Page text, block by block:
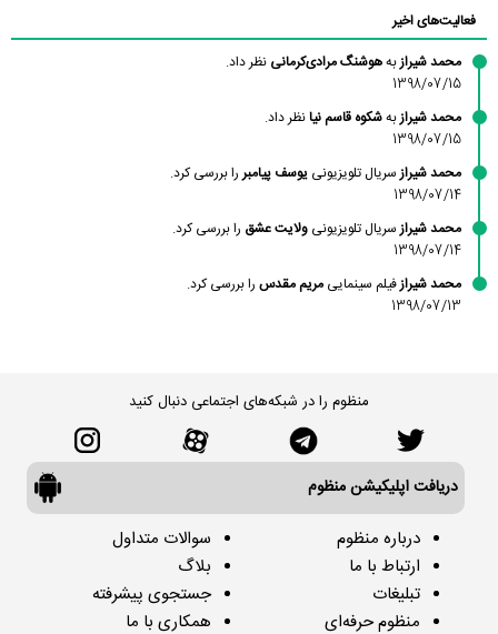
فعالیت‌های اخیر
محمد شیرازبههوشنگ مرادی‌کرمانی نظر داد.
1398/07/15
محمد شیرازبهشکوه قاسم نیانظر داد.
1398/07/15
محمد شیراز سریال تلویزیونی یوسف پیامبر را بررسی کرد.
1398/07/14
محمد شیراز سریال تلویزیونی ولایت عشق را بررسی کرد.
1398/07/14
محمد شیرازفیلم سینمایی مریم مقدس را بررسی کرد.
1398/07/13
منظوم را در شبکه‌های اجتماعی دنبال کنید
دریافت اپلیکیشن منظوم
درباره منظوم
ارتباط با ما
تبلیغات
منظوم حرفه‌ای
سوالات متداول
بلاگ
جستجوی پیشرفته
همکاری با ما